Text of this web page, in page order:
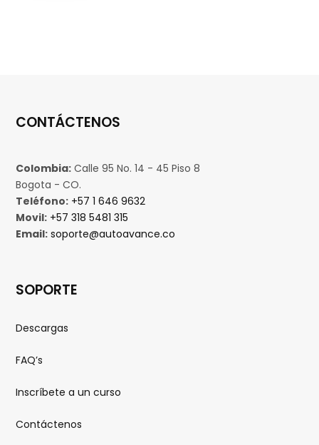
CONTÁCTENOS
Colombia: Calle 95 No. 14 - 45 Piso 8
Bogota - CO.
Teléfono: +57 1 646 9632
Movil: +57 318 5481 315
Email: soporte@autoavance.co
SOPORTE
Descargas
FAQ’s
Inscríbete a un curso
Contáctenos